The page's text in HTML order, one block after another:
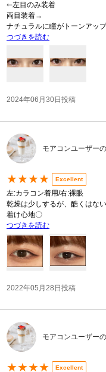
⇽左目のみ装着
両目装着→
ナチュラルに瞳がトーンアッ
つづきを読む
2024年06月30日投稿
モアコンユーザー
★★★★ Excellent
左:カラコン着用/右:裸眼
乾燥は少しするが、酷くはない
着け心地〇
つづきを読む
2022年05月28日投稿
モアコンユーザー
★★★★ Excellent